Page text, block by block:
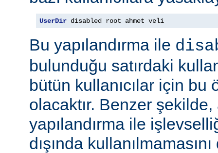
UserDir disabled root ahmet veli
Bu yapılandırma ile
bulunduğu satırdaki
bütün kullanıcılar için bu
olacaktır. Benzer şekilde,
yapılandırma ile
dışında